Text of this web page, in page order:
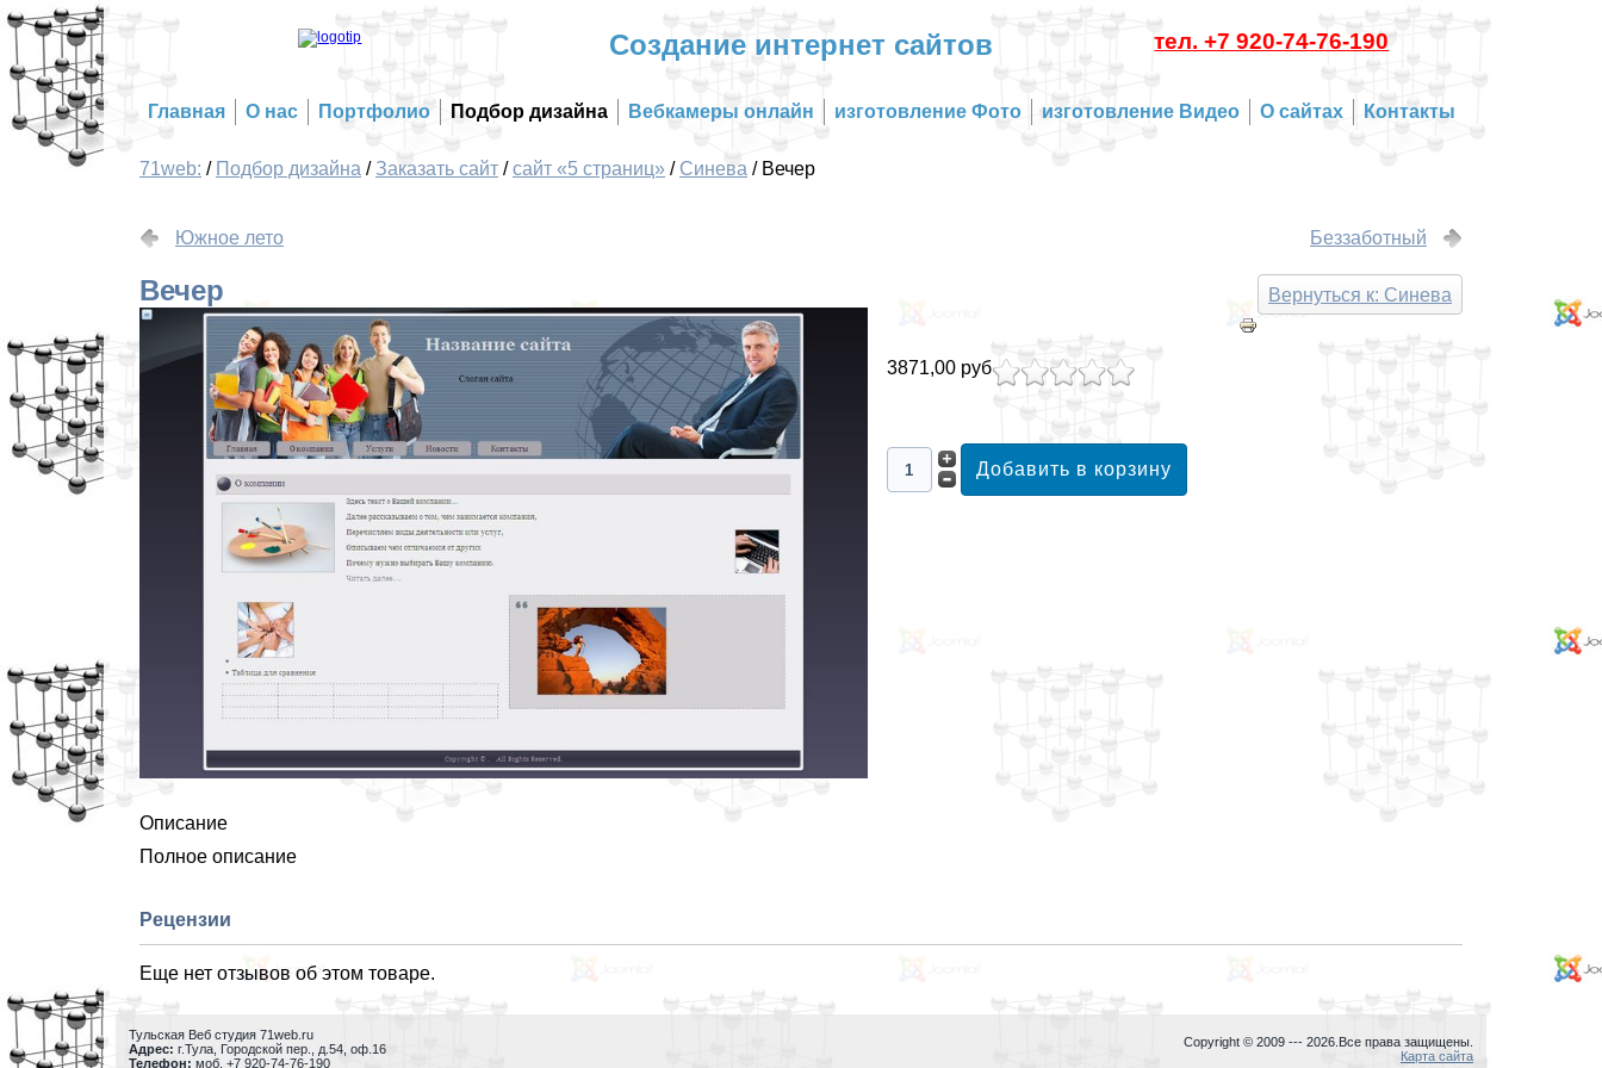
Создание интернет сайтов тел. +7 920-74-76-190
Главная О нас Портфолио Подбор дизайна Вебкамеры онлайн изготовление Фото изготовление Видео О сайтах Контакты
71web: / Подбор дизайна / Заказать сайт /сайт «5 страниц» / Синева / Вечер
Южное лето Беззаботный
Вернуться к: Синева
Вечер
3871,00 руб
Описание
Полное описание
Рецензии
Еще нет отзывов об этом товаре.
Тульская Веб студия 71web.ru
Адрес: г.Тула Городской пер., д.54, оф.16
Телефон: моб. +7 920-74-76-190
Copyright © 2009 --- 2026.Все права защищены.
Карта сайта